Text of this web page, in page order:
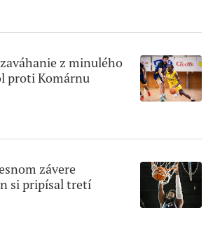
z minulého
proti Komárnu
závere
si pripísal tretí